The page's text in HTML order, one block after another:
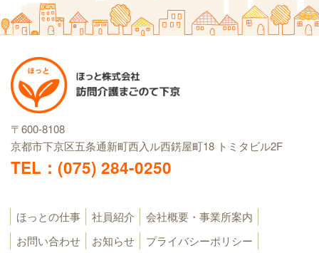
〒600-8108
京都市下京区五条通新町西入ル西錺屋町18 トミタビル2F
TEL：(075) 284-0250
ほっとの仕事 社員紹介
会社概要・事業所案内
お問い合わせ
お知らせ プライバシーポリシー